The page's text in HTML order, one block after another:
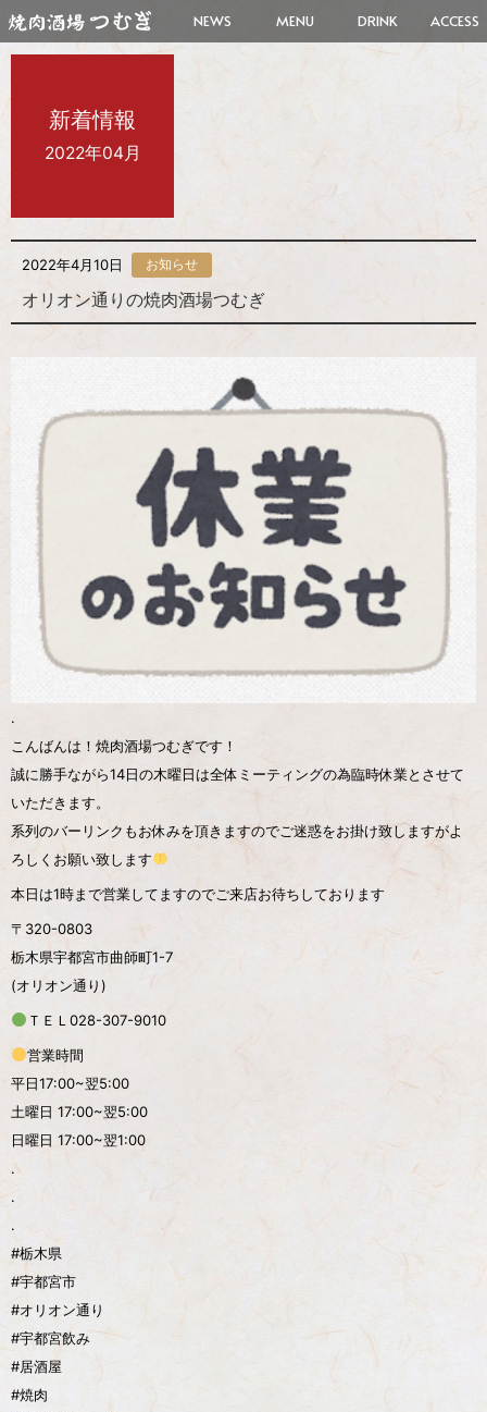
新着情報
2022年04月
2022年4月10日 お知らせ
オリオン通りの焼肉酒場つむぎ
.
こんばんは！焼肉酒場つむぎです！
誠に勝手ながら14日の木曜日は全体ミーティングの為臨時休業とさせて
いただきます。
系列のバーリンクもお休みを頂きますのでご迷惑をお掛け致しますがよ
ろしくお願い致します
本日は1時まで営業してますのでご来店お待ちしております️️
〒320-0803
栃木県宇都宮市曲師町1-7
(オリオン通り)
ＴＥＬ028-307-9010
営業時間
平日17:00~翌5:00
土曜日 17:00~翌5:00
日曜日 17:00~翌1:00
.
.
.
#栃木県
#宇都宮市
#オリオン通り
#宇都宮飲み
#居酒屋
#焼肉
NEWS MENU DRINK ACCESS